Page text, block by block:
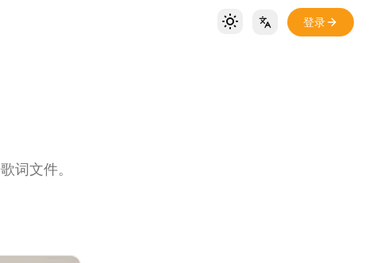
Toggle theme
Locale Switch
登录
词文件。